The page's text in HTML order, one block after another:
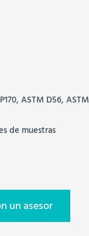
ASTM D56, ASTM
de muestras
un asesor